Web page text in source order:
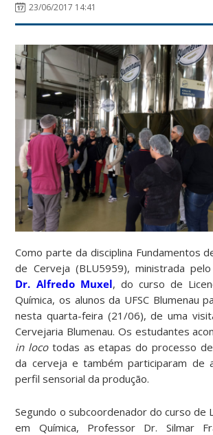
23/06/2017 14:41
Como parte da disciplina Fundamentos
de Cerveja (BLU5959), ministrada pelo
Dr. Alfredo Muxel, do curso de
Química, os alunos da UFSC Blumenau
nesta quarta-feira (21/06), de uma
Cervejaria Blumenau. Os estudantes
in locotodas as etapas do processo de
da cerveja e também participaram de
perfil sensorial da produção.
Segundo o subcoordenador do curso de
em Química, Professor Dr. Silmar